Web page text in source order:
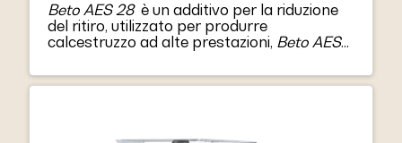
Beto AES 28è un additivo per la riduzione
del ritiro, utilizzato per produrre
calcestruzzo ad alte prestazioni, Beto AES
potenziale di fessurazione da ritiro
all’essiccazione, riduce il potenziale di